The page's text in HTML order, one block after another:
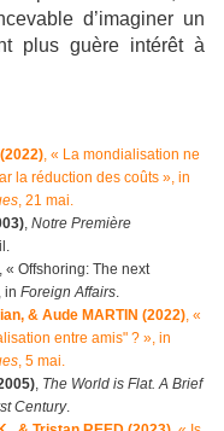
d’imaginer un
plus guère intérêt à
, « La mondialisation ne
la réduction des coûts », in
, 21 mai.
, Notre Première
, « Offshoring: The next
in Foreign Affairs.
& Aude MARTIN (2022), «
entre amis" ? », in
, 5 mai.
, The World is Flat. A Brief
Century.